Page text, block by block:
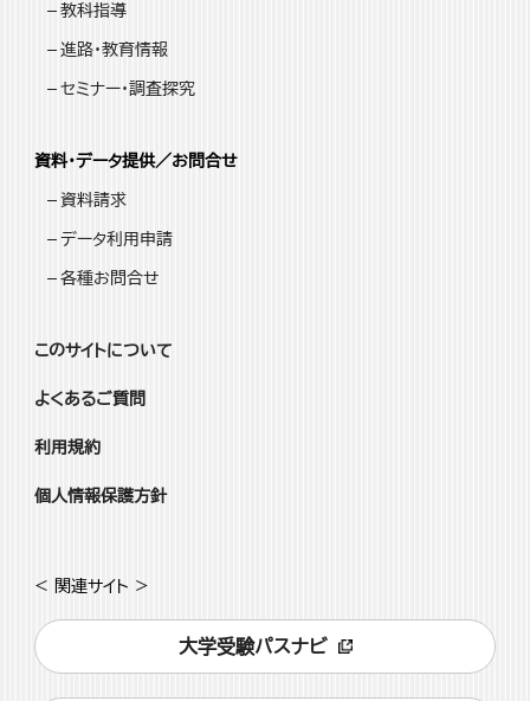
教科指導
進路・教育情報
セミナー・調査探究
資料・データ提供／お問合せ
資料請求
データ利用申請
各種お問合せ
このサイトについて
よくあるご質問
利用規約
個人情報保護方針
< 関連サイト >
大学受験パスナビ